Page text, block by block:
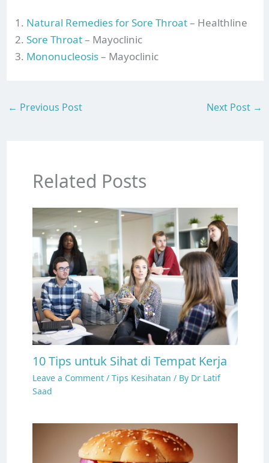
Natural Remedies for Sore Throat– Healthline
Sore Throat– Mayoclinic
Mononucleosis– Mayoclinic
← Previous Post Next Post →
Related Posts
10 Tips untuk Sihat di Tempat Kerja
Leave a Comment / Tips Kesihatan / By Dr Latif
Saad